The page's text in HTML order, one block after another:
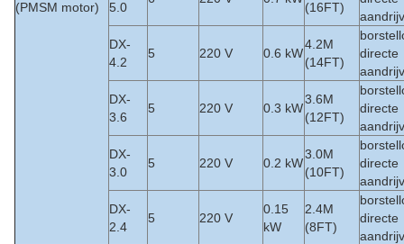
(PMSM motor)
5.0
(16FT)
DX-
4.2
5 220 V 0.6 kW
4.2M
(14FT)
directe
DX-
3.6
5 220 V 0.3 kW
3.6M
(12FT)
directe
DX-
3.0
5 220 V 0.2 kW
3.0M
(10FT)
directe
DX-
2.4
5 220 V
0.15
kW
2.4M
(8FT)
directe